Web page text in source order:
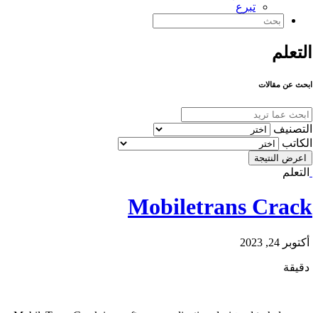
تبرع
التعلم
ابحث عن مقالات
التصنيف
الكاتب
اعرض النتيجة
التعلم
Mobiletrans Crack
أكتوبر 24, 2023
دقيقة